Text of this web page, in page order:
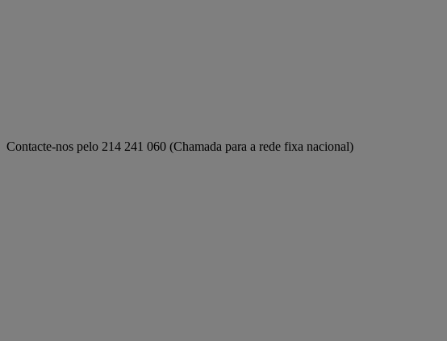
Contacte-nos pelo 214 241 060 (Chamada para a rede fixa nacional)